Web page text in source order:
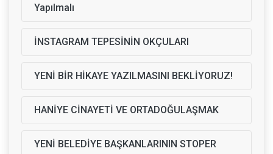
Yapılmalı
İNSTAGRAM TEPESİNİN OKÇULARI
YENİ BİR HİKAYE YAZILMASINI BEKLİYORUZ!
HANİYE CİNAYETİ VE ORTADOĞULAŞMAK
YENİ BELEDİYE BAŞKANLARININ STOPER